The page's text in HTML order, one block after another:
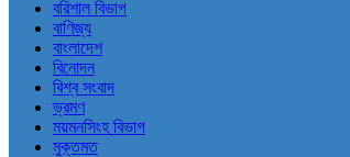
বরিশাল বিভাগ
বাণিজ্য
বাংলাদেশ
বিনোদন
বিশ্ব সংবাদ
ভ্রমণ
ময়মনসিংহ বিভাগ
মুক্তমত